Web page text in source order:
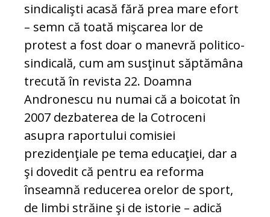
sindicalişti acasă fără prea mare efort
– semn că toată mişcarea lor de
protest a fost doar o manevră politico-
sindicală, cum am susţinut săptămâna
trecută în revista 22. Doamna
Andronescu nu numai că a boicotat în
2007 dezbaterea de la Cotroceni
asupra raportului comisiei
prezidenţiale pe tema educaţiei, dar a
şi dovedit că pentru ea reforma
înseamnă reducerea orelor de sport,
de limbi străine şi de istorie – adică